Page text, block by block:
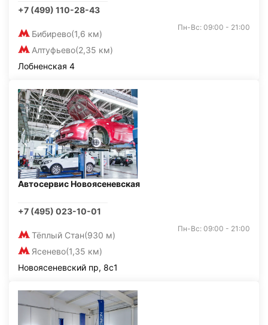
+7 (499) 110-28-43
Бибирево(1,6 км)
Алтуфьево(2,35 км)
Пн-Вс: 09:00 - 21:00
Лобненская 4
Автосервис Новоясеневская
+7 (495) 023-10-01
Тёплый Стан(930 м)
Ясенево(1,35 км)
Пн-Вс: 09:00 - 21:00
Новоясеневский пр, 8с1